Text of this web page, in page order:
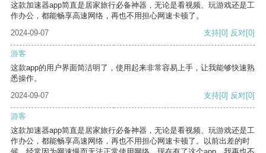
这款加速器app简直是居家旅行必备神器，无论是看视频、玩游戏还是工
作办公，都能畅享高速网络，再也不用担心网速卡顿了。
2024-09-07
支持[0] 反对[0]
游客
这款app的用户界面简洁明了，使用起来非常容易上手，让我能够快速熟
悉操作。
2024-09-07
支持[0] 反对[0]
游客
这款加速器app简直是居家旅行必备神器，无论是看视频、玩游戏还是工
作办公，都能畅享高速网络，再也不用担心网速卡顿了。以前出差的时